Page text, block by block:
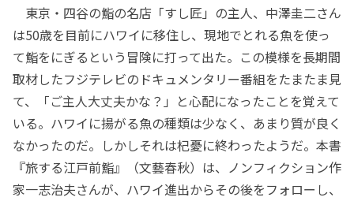
東京・四谷の鮨の名店「すし匠」の主人、中澤圭二さん
は50歳を目前にハワイに移住し、現地でとれる魚を使っ
て鮨をにぎるという冒険に打って出た。この模様を長期間
取材したフジテレビのドキュメンタリー番組をたまたま見
て、「ご主人大丈夫かな？」と心配になったことを覚えて
いる。ハワイに揚がる魚の種類は少なく、あまり質が良く
なかったのだ。しかしそれは杞憂に終わったようだ。本書
『旅する江戸前鮨』（文藝春秋）は、ノンフィクション作
家一志治夫さんが、ハワイ進出からその後をフォローし、